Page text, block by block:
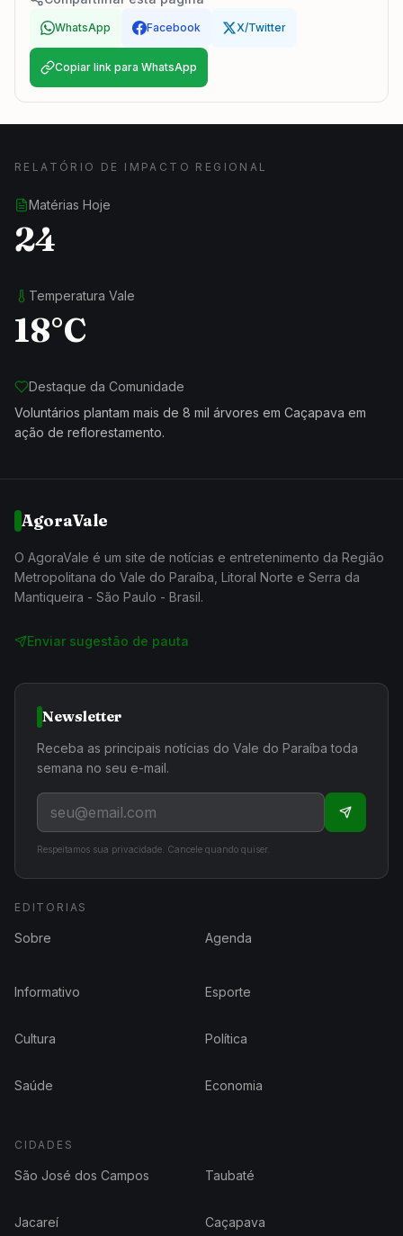
WhatsApp Facebook X/Twitter
Copiar link para WhatsApp
RELATÓRIO DE IMPACTO REGIONAL
Matérias Hoje
24
Temperatura Vale
18°C
Destaque da Comunidade
Voluntários plantam mais de 8 mil árvores em Caçapava em
ação de reflorestamento.
AgoraVale
O AgoraVale é um site de notícias e entretenimento da Região
Metropolitana do Vale do Paraíba, Litoral Norte e Serra da
Mantiqueira - São Paulo - Brasil.
Enviar sugestão de pauta
Newsletter
Receba as principais notícias do Vale do Paraíba toda
semana no seu e-mail.
Respeitamos sua privacidade. Cancele quando quiser.
EDITORIAS
Sobre Agenda
Informativo Esporte
Cultura Política
Saúde Economia
CIDADES
São José dos Campos Taubaté
Jacareí Caçapava